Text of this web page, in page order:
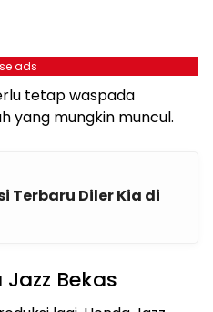
ads
tetap waspada
yang mungkin muncul.
Terbaru Diler Kia di
Bekas